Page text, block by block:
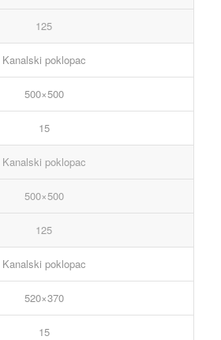
125
Kanalski poklopac
500×500
15
Kanalski poklopac
500×500
125
Kanalski poklopac
520×370
15